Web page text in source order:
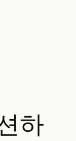
하